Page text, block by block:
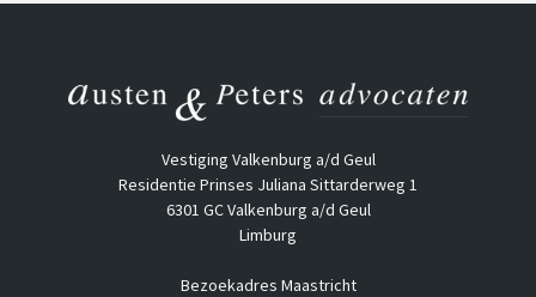
Vestiging Valkenburg a/d Geul
Residentie Prinses Juliana Sittarderweg 1
6301 GC Valkenburg a/d Geul
Limburg
Bezoekadres Maastricht